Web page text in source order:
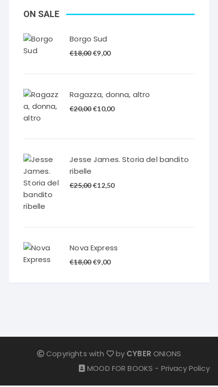
ON SALE
Borgo Sud
€18,00 Il
€18,00.
€9,00Il
€9,00.
Ragazza, donna, altro
€20,00 Il
€20,00.
€10,00Il
€10,00.
Jesse James. Storia del bandito
ribelle
€25,00 Il
€12,50Il
Nova Express
€18,00 Il
€9,00Il
Copyrights with by CYBER ONIONS
MOOD FOR BOOKS - Privacy Policy